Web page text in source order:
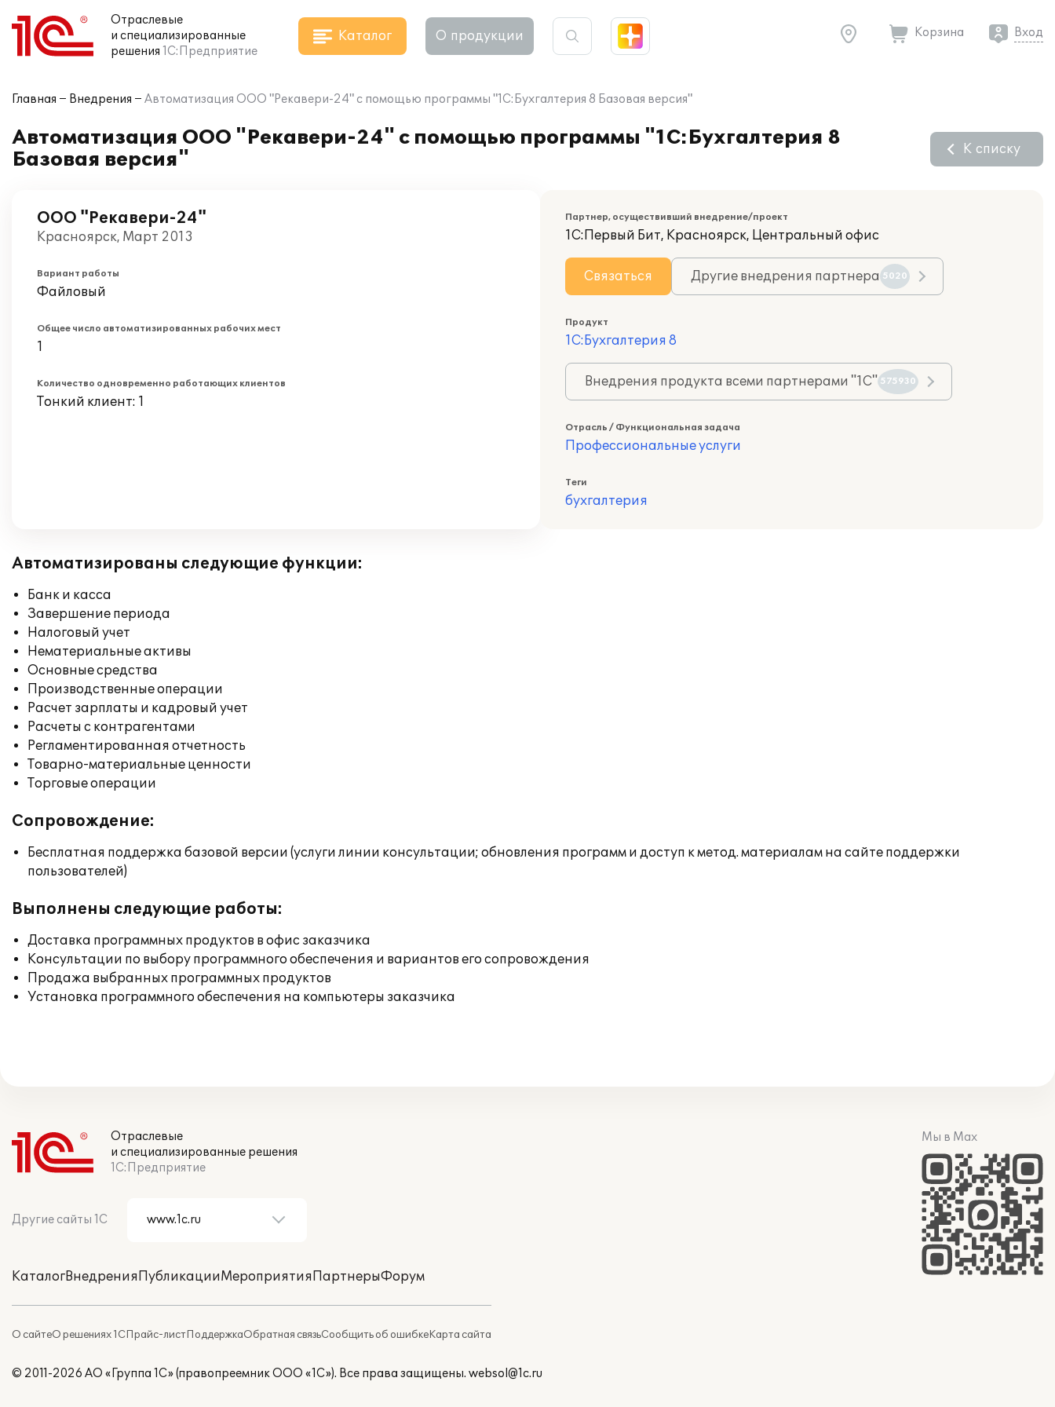
Отраслевые
и специализированные
решения 1С:Предприятие
Каталог О продукции Корзина Вход
Главная Внедрения Автоматизация ООО "Рекавери-24" с помощью программы "1С:Бухгалтерия 8 Базовая версия"
Автоматизация ООО "Рекавери-24" с помощью программы "1С:Бухгалтерия 8
Базовая версия"
К списку
ООО "Рекавери-24"
Красноярск, Март 2013
Вариант работы
Файловый
Общее число автоматизированных рабочих мест
1
Количество одновременно работающих клиентов
Тонкий клиент: 1
Партнер, осуществивший внедрение/проект
1С:Первый Бит, Красноярск, Центральный офис
Связаться Другие внедрения партнера 5020
Продукт
1С:Бухгалтерия 8
Внедрения продукта всеми партнерами "1С" 575930
Отрасль / Функциональная задача
Профессиональные услуги
Теги
бухгалтерия
Автоматизированы следующие функции:
Банк и касса
Завершение периода
Налоговый учет
Нематериальные активы
Основные средства
Производственные операции
Расчет зарплаты и кадровый учет
Расчеты с контрагентами
Регламентированная отчетность
Товарно-материальные ценности
Торговые операции
Сопровождение:
Бесплатная поддержка базовой версии (услуги линии консультации; обновления программ и доступ к метод. материалам на сайте поддержки
пользователей)
Выполнены следующие работы:
Доставка программных продуктов в офис заказчика
Консультации по выбору программного обеспечения и вариантов его сопровождения
Продажа выбранных программных продуктов
Установка программного обеспечения на компьютеры заказчика
Отраслевые
и специализированные решения
1С:Предприятие
Другие сайты 1С
КаталогВнедренияПубликацииМероприятияПартнерыФорум
О сайтеО решениях 1СПрайс-листПоддержкаОбратная связьСообщить об ошибкеКарта сайта
Мы в Max
© 2011-2026 АО «Группа 1С» (правопреемник ООО «1С»). Все права защищены. websol@1c.ru